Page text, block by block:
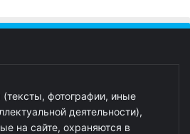
фотографии, иные
деятельности),
на сайте, охраняются в